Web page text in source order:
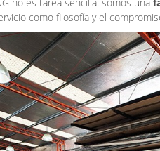
como filosofía y el